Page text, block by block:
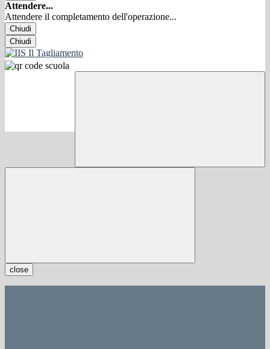
Attendere...
Attendere il completamento dell'operazione...
Chiudi
Chiudi
close